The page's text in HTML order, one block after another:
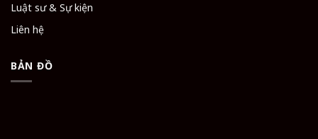
Luật sư & Sự kiện
Liên hệ
BẢN ĐỒ